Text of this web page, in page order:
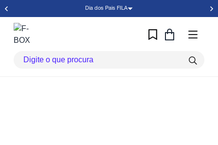
Dia dos Pais FILA